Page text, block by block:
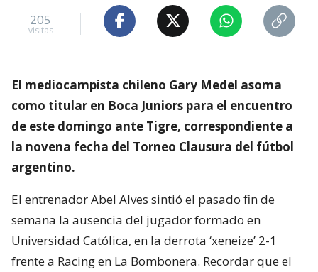
205
visitas
El mediocampista chileno Gary Medel asoma
como titular en Boca Juniors para el encuentro
de este domingo ante Tigre, correspondiente a
la novena fecha del Torneo Clausura del fútbol
argentino.
El entrenador Abel Alves sintió el pasado fin de
semana la ausencia del jugador formado en
Universidad Católica, en la derrota ‘xeneize’ 2-1
frente a Racing en La Bombonera. Recordar que el